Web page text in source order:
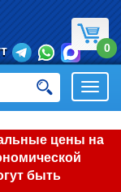
цены на
быть
0